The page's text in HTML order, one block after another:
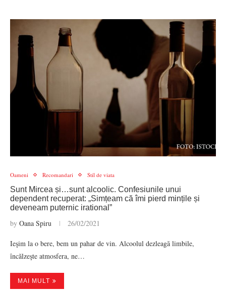
Oameni Recomandari Stil de viata
Sunt Mircea și…sunt alcoolic. Confesiunile unui
dependent recuperat: „Simțeam că îmi pierd mințile și
deveneam puternic irational”
by Oana Spiru 26/02/2021
Ieşim la o bere, bem un pahar de vin. Alcoolul dezleagă limbile,
încălzeşte atmosfera, ne…
MAI MULT